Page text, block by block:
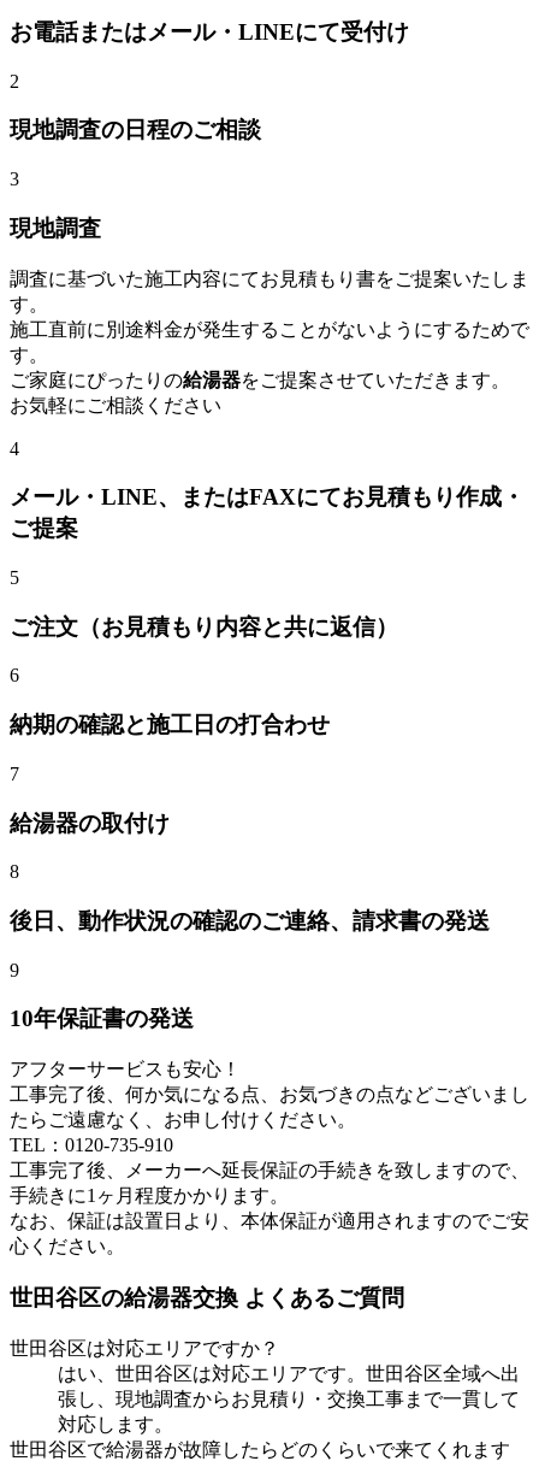
お電話またはメール・LINEにて受付け
2
現地調査の日程のご相談
3
現地調査
調査に基づいた施工内容にてお見積もり書をご提案いたしま
す。
施工直前に別途料金が発生することがないようにするためで
す。
ご家庭にぴったりの給湯器をご提案させていただきます。
お気軽にご相談ください
4
メール・LINE、またはFAXにてお見積もり作成・
ご提案
5
ご注文（お見積もり内容と共に返信）
6
納期の確認と施工日の打合わせ
7
給湯器の取付け
8
後日、動作状況の確認のご連絡、請求書の発送
9
10年保証書の発送
アフターサービスも安心！
工事完了後、何か気になる点、お気づきの点などございまし
たらご遠慮なく、お申し付けください。
TEL：0120-735-910
工事完了後、メーカーへ延長保証の手続きを致しますので、
手続きに1ヶ月程度かかります。
なお、保証は設置日より、本体保証が適用されますのでご安
心ください。
世田谷区の給湯器交換 よくあるご質問
世田谷区は対応エリアですか？
はい、 世田谷区は対応エリアです。 世田谷区全域へ出
張し、現地調査からお見積り・交換工事まで一貫して
対応します。
世田谷区で給湯器が故障したらどのくらいで来てくれます